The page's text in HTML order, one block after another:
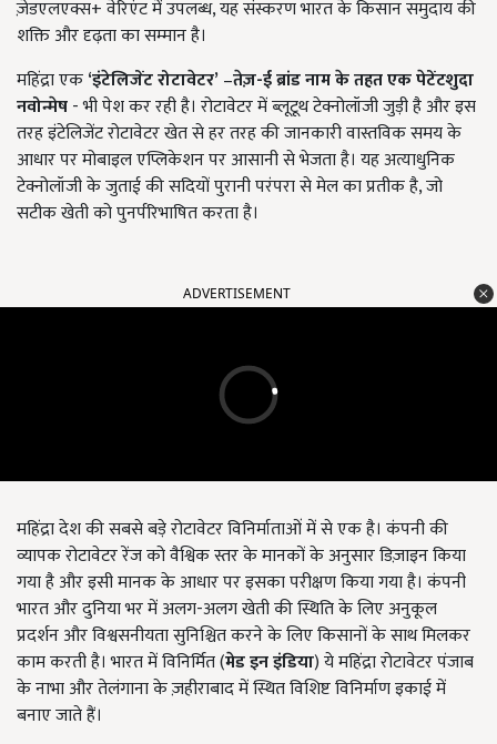
ज़ेडएलएक्स+ वेरिएंट में उपलब्ध, यह संस्करण भारत के किसान समुदाय की
शक्ति और दृढ़ता का सम्मान है।
महिंद्रा एक‘इंटेलिजेंट रोटावेटर’–तेज़-ई ब्रांड नाम के तहत एक पेटेंटशुदा
नवोन्मेष- भी पेश कर रही है। रोटावेटर में ब्लूटूथ टेक्नोलॉजी जुड़ी है और इस
तरह इंटेलिजेंट रोटावेटर खेत से हर तरह की जानकारी वास्तविक समय के
आधार पर मोबाइल एप्लिकेशन पर आसानी से भेजता है। यह अत्याधुनिक
टेक्नोलॉजी के जुताई की सदियों पुरानी परंपरा से मेल का प्रतीक है, जो
सटीक खेती को पुनर्परिभाषित करता है।
ADVERTISEMENT
महिंद्रा देश की सबसे बड़े रोटावेटर विनिर्माताओं में से एक है। कंपनी की
व्यापक रोटावेटर रेंज को वैश्विक स्तर के मानकों के अनुसार डिज़ाइन किया
गया है और इसी मानक के आधार पर इसका परीक्षण किया गया है। कंपनी
भारत और दुनिया भर में अलग-अलग खेती की स्थिति के लिए अनुकूल
प्रदर्शन और विश्वसनीयता सुनिश्चित करने के लिए किसानों के साथ मिलकर
काम करती है। भारत में विनिर्मित (मेड इन इंडिया) ये महिंद्रा रोटावेटर पंजाब
के नाभा और तेलंगाना के ज़हीराबाद में स्थित विशिष्ट विनिर्माण इकाई में
बनाए जाते हैं।